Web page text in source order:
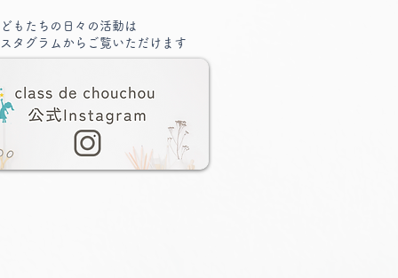
もたちの日々の活動は
タグラムからご覧いただけます